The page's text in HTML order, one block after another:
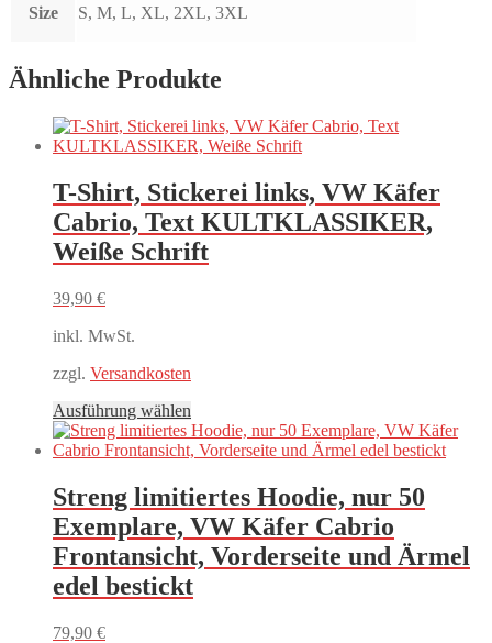
Size S, M, L, XL, 2XL, 3XL
Ähnliche Produkte
T-Shirt, Stickerei links, VW Käfer
Cabrio, Text KULTKLASSIKER,
Weiße Schrift
39,90 €
inkl. MwSt.
zzgl. Versandkosten
Ausführung wählen
Produkt
weist
Varianten
auf.
Die
Optionen
können
auf
Streng limitiertes Hoodie, nur 50
Exemplare, VW Käfer Cabrio
Frontansicht, Vorderseite und Ärmel
edel bestickt
79,90 €